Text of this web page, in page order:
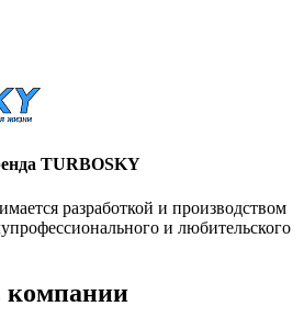
TURBOSKY
разработкой и производством
и любительского
компании